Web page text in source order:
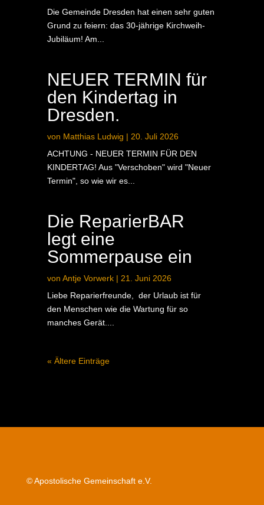
Die Gemeinde Dresden hat einen sehr guten
Grund zu feiern: das 30-jährige Kirchweih-
Jubiläum! Am...
NEUER TERMIN für
den Kindertag in
Dresden.
von Matthias Ludwig | 20. Juli 2026
ACHTUNG - NEUER TERMIN FÜR DEN
KINDERTAG! Aus "Verschoben" wird "Neuer
Termin", so wie wir es...
Die ReparierBAR
legt eine
Sommerpause ein
von Antje Vorwerk | 21. Juni 2026
Liebe Reparierfreunde, der Urlaub ist für
den Menschen wie die Wartung für so
manches Gerät....
« Ältere Einträge
© Apostolische Gemeinschaft e.V.